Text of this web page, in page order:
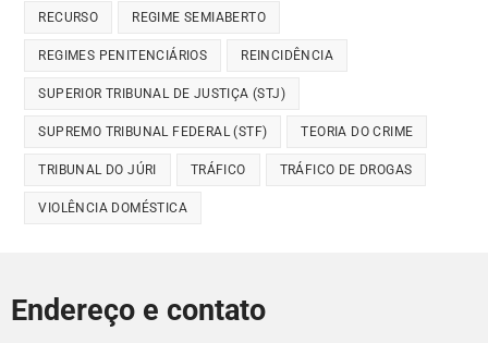
RECURSO REGIME SEMIABERTO
REGIMES PENITENCIÁRIOS REINCIDÊNCIA
SUPERIOR TRIBUNAL DE JUSTIÇA (STJ)
SUPREMO TRIBUNAL FEDERAL (STF) TEORIA DO CRIME
TRIBUNAL DO JÚRI TRÁFICO TRÁFICO DE DROGAS
VIOLÊNCIA DOMÉSTICA
Endereço e contato